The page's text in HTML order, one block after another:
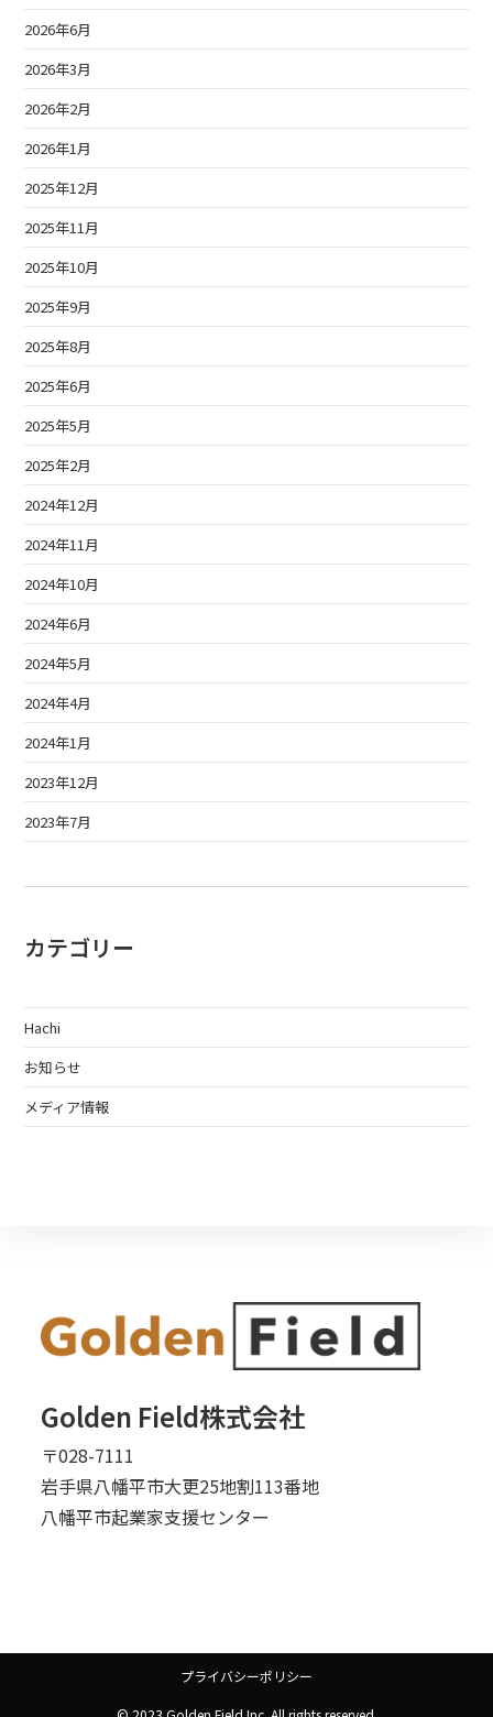
2026年6月
2026年3月
2026年2月
2026年1月
2025年12月
2025年11月
2025年10月
2025年9月
2025年8月
2025年6月
2025年5月
2025年2月
2024年12月
2024年11月
2024年10月
2024年6月
2024年5月
2024年4月
2024年1月
2023年12月
2023年7月
カテゴリー
Hachi
お知らせ
メディア情報
Golden Field株式会社
〒028-7111
岩手県八幡平市大更25地割113番地
八幡平市起業家支援センター
プライバシーポリシー